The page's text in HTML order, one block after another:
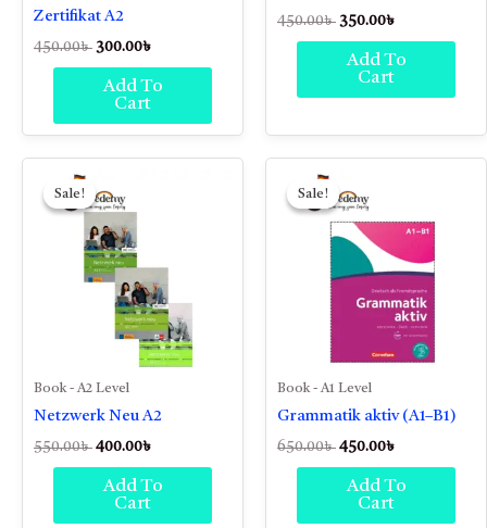
Zertifikat A2
450.00৳ 300.00৳
Add To
Cart
450.00৳ 350.00৳
Add To
Cart
Sale!
Sale!
Book - A2 Level
Netzwerk Neu A2
550.00৳
was:
550.00৳ .
400.00৳
Add To
Cart
Sale!
Sale!
Book - A1 Level
Grammatik aktiv (A1–B1)
650.00৳
was:
650.00৳ .
450.00৳
450.00৳ .
Add To
Cart